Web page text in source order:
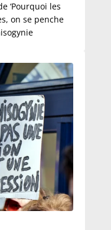
‘Pourquoi les
on se penche